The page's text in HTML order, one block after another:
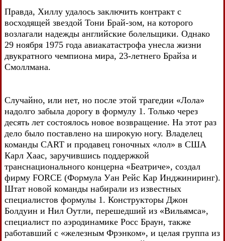
Правда, Хиллу удалось заключить контракт с
восходящей звездой Тони Брай-зом, на которого
возлагали надежды английские болельщики. Однако
29 ноября 1975 года авиакатастрофа унесла жизни
двукратного чемпиона мира, 23-летнего Брайза и
Смоллмана.
Случайно, или нет, но после этой трагедии «Лола»
надолго забыла дорогу в формулу 1. Только через
десять лет состоялось новое возвращение. На этот раз
дело было поставлено на широкую ногу. Владелец
команды CART и продавец гоночных «лол» в США
Карл Хаас, заручившись поддержкой
транснационального концерна «Беатриче», создал
фирму FORCE (Формула Уан Рейс Кар Инджиниринг).
Штат новой команды набирали из известных
специалистов формулы 1. Конструкторы Джон
Болдуин и Нил Оутли, перешедший из «Вильямса»,
специалист по аэродинамике Росс Браун, также
работавший с «железным Фрэнком», и целая группа из